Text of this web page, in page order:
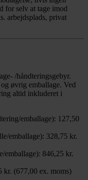
for selv at tage imod
arbejdsplads, privat
/håndteringsgebyr.
øvrig emballage. Ved
altid inkluderet i
emballage): 127,50
emballage): 328,75 kr.
emballage): 846,25 kr.
kr. (677,00 ex. moms)